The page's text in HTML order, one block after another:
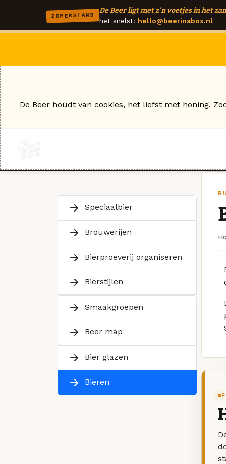
ZOMERSTAND
De Beer ligt met z'n voetjes in het
het snelst: hello@beerinabox.nl
Speciaalbier
Brouwerijen
Bierproeverij organiseren
Bierstijlen
Smaakgroepen
Beer map
Bier glazen
Bieren
De Beer houdt van cookies, het liefst met honing.